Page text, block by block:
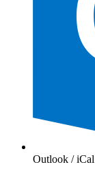
Outlook / iCal